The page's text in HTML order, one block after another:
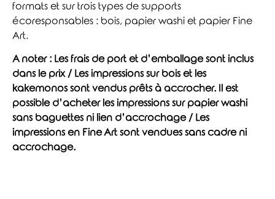
formats et sur trois types de supports
écoresponsables : bois, papier washi et papier Fine
Art.
A noter : Les frais de port et d’emballage sont inclus
dans le prix / Les impressions sur bois et les
kakemonos sont vendus prêts à accrocher. Il est
possible d’acheter les impressions sur papier washi
sans baguettes ni lien d’accrochage / Les
impressions en Fine Art sont vendues sans cadre ni
accrochage.